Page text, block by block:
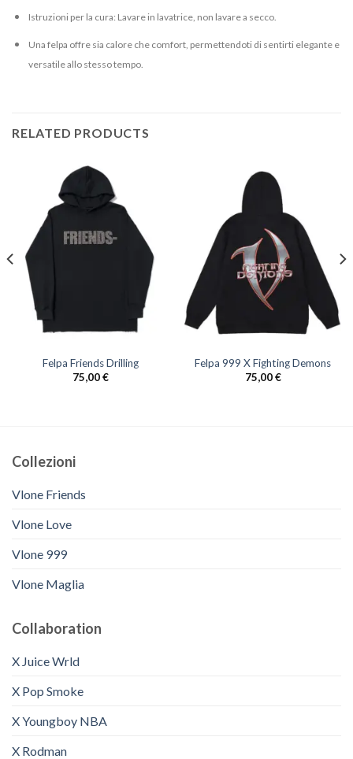
Istruzioni per la cura: Lavare in lavatrice, non lavare a secco.
Una felpa offre sia calore che comfort, permettendoti di sentirti elegante e
versatile allo stesso tempo.
RELATED PRODUCTS
Felpa Friends Drilling
75,00€
Felpa 999 X Fighting Demons
75,00€
Collezioni
Vlone Friends
Vlone Love
Vlone 999
Vlone Maglia
Collaboration
X Juice Wrld
X Pop Smoke
X Youngboy NBA
X Rodman